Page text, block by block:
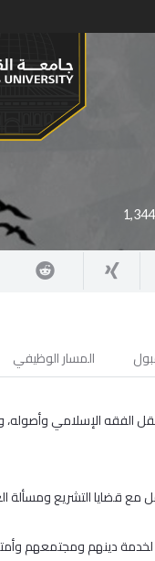
1,344
المسار الوظيفي
الفقه الإسلامي
قضايا التشريع ومسألة
لخدمة دينهم